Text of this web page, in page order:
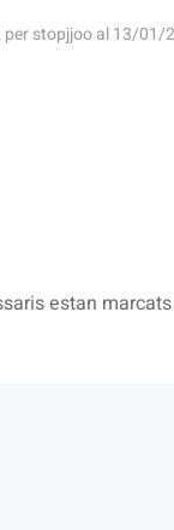
perstopjjooal13/01/
estan